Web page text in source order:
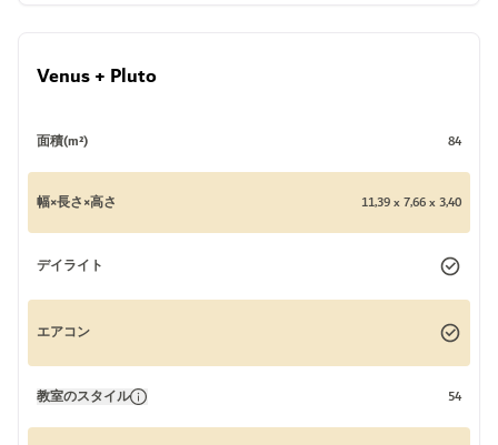
Venus + Pluto
面積(m²) 84
幅×長さ×高さ 11,39 x 7,66 x 3,40
デイライト
エアコン
教室のスタイル 54